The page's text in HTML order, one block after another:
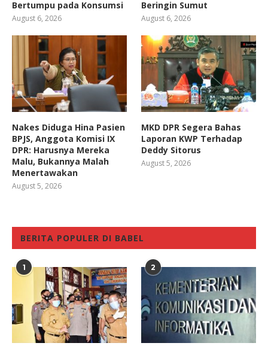
Bertumpu pada Konsumsi
August 6, 2026
Beringin Sumut
August 6, 2026
Nakes Diduga Hina Pasien
BPJS, Anggota Komisi IX
DPR: Harusnya Mereka
Malu, Bukannya Malah
Menertawakan
August 5, 2026
MKD DPR Segera Bahas
Laporan KWP Terhadap
Deddy Sitorus
August 5, 2026
BERITA POPULER DI BABEL
1 2